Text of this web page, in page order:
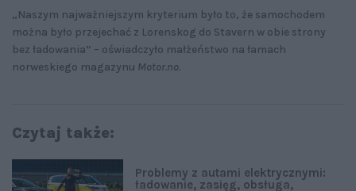
„Naszym najważniejszym kryterium było to, że samochodem
można było przejechać z Lorenskog do Stavern w obie strony
bez ładowania” – oświadczyło małżeństwo na łamach
norweskiego magazynu Motor.no.
Czytaj także:
Problemy z autami elektrycznymi:
ładowanie, zasięg, obsługa,